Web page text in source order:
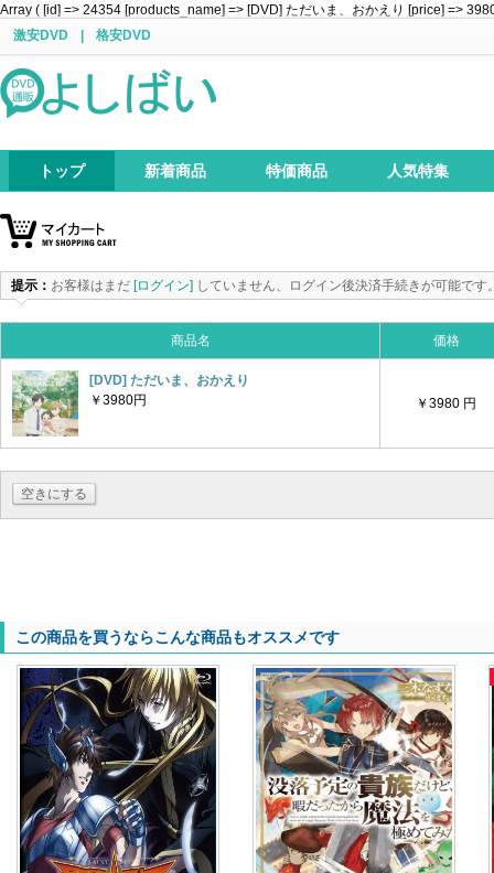
Array ( [id] => 24354 [products_name] => [DVD] ただいま、おかえり [price] =>
激安DVD
格安DVD
トップ 新着商品 特価商品 人気特集
提示： お客様はまだ [ログイン] していません、ログイン後決済手続きが可能です
商品名 価格
[DVD] ただいま、おかえり
￥3980円
￥3980 円
空きにする
この商品を買うならこんな商品もオススメです